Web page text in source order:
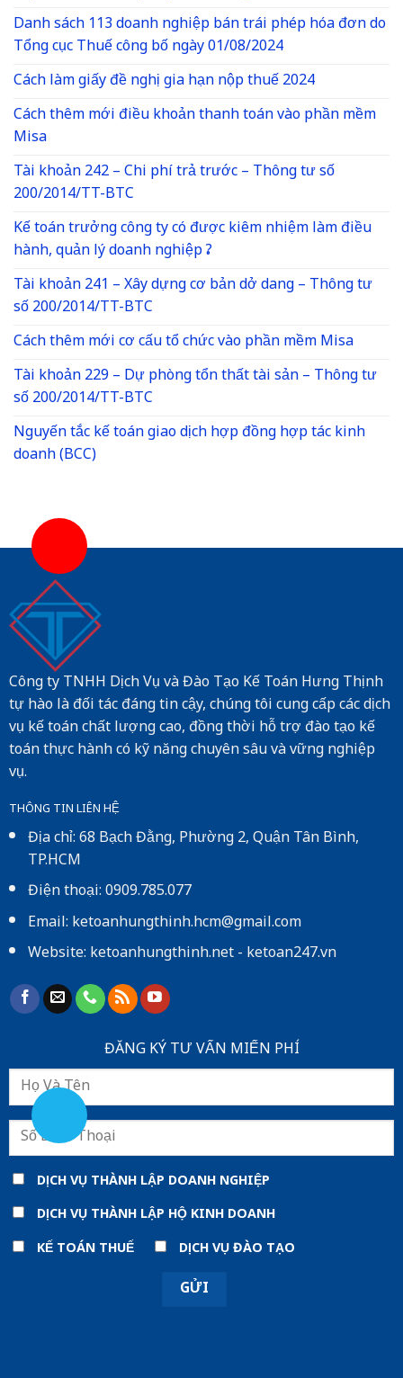
Danh sách 113 doanh nghiệp bán trái phép hóa đơn do
Tổng cục Thuế công bố ngày 01/08/2024
Cách làm giấy đề nghị gia hạn nộp thuế 2024
Cách thêm mới điều khoản thanh toán vào phần mềm
Misa
Tài khoản 242 – Chi phí trả trước – Thông tư số
200/2014/TT-BTC
Kế toán trưởng công ty có được kiêm nhiệm làm điều
hành, quản lý doanh nghiệp ?
Tài khoản 241 – Xây dựng cơ bản dở dang – Thông tư
số 200/2014/TT-BTC
Cách thêm mới cơ cấu tổ chức vào phần mềm Misa
Tài khoản 229 – Dự phòng tổn thất tài sản – Thông tư
số 200/2014/TT-BTC
Nguyến tắc kế toán giao dịch hợp đồng hợp tác kinh
doanh (BCC)
Công ty TNHH Dịch Vụ và Đào Tạo Kế Toán Hưng Thịnh
tự hào là đối tác đáng tin cậy, chúng tôi cung cấp các dịch
vụ kế toán chất lượng cao, đồng thời hỗ trợ đào tạo kế
toán thực hành có kỹ năng chuyên sâu và vững nghiệp
vụ.
THÔNG TIN LIÊN HỆ
Địa chỉ: 68 Bạch Đằng, Phường 2, Quận Tân Bình,
TP.HCM
Điện thoại: 0909.785.077
Email: ketoanhungthinh.hcm@gmail.com
Website:ketoanhungthinh.net-ketoan247.vn
ĐĂNG KÝ TƯ VẤN MIẾN PHÍ
DỊCH VỤ THÀNH LẬP DOANH NGHIỆP
DỊCH VỤ THÀNH LẬP HỘ KINH DOANH
KẾ TOÁN THUẾ
DỊCH VỤ ĐÀO TẠO